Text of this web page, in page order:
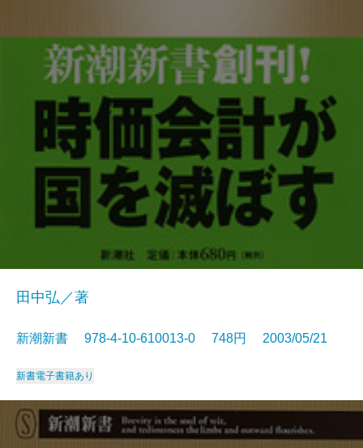
田中弘／著
新潮新書 978-4-10-610013-0 748円 2003/05/21
新書電子書籍あり